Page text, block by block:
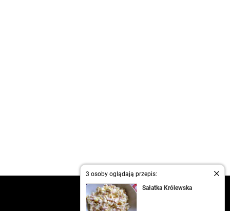
3 osoby oglądają przepis:
Sałatka Królewska
kontakt
regulamin